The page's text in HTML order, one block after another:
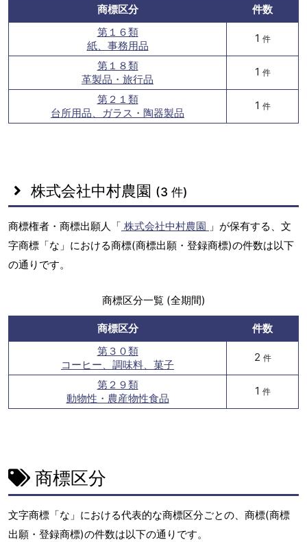
商標区分
件数
第１６類
紙、事務用品
1 件
第１８類
革製品・旅行品
1 件
第２１類
台所用品、ガラス・陶器製品
1 件
株式会社中村農園 (3 件)
商標権者・商標出願人「 株式会社中村農園 」が保有する、文
字商標「な」における商標(商標出願・登録商標)の件数は以下
の通りです。
商標区分一覧 (全期間)
商標区分
件数
第３０類
コーヒー、調味料、菓子
2 件
第２９類
動物性・農産物性食品
1 件
商標区分
文字商標「な」における代表的な商標区分ごとの、商標(商標
出願・登録商標)の件数は以下の通りです。